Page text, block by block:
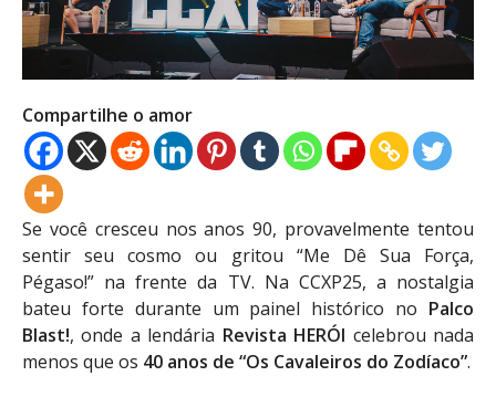
Compartilhe o amor
Se você cresceu nos anos 90, provavelmente tentou
sentir seu cosmo ou gritou “Me Dê Sua Força,
Pégaso!” na frente da TV. Na CCXP25, a nostalgia
bateu forte durante um painel histórico no Palco
Blast!, onde a lendária Revista HERÓI celebrou nada
menos que os 40 anos de “Os Cavaleiros do Zodíaco”.